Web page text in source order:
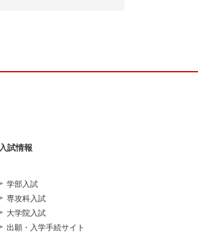
入試情報
学部入試
専攻科入試
大学院入試
出願・入学手続サイト